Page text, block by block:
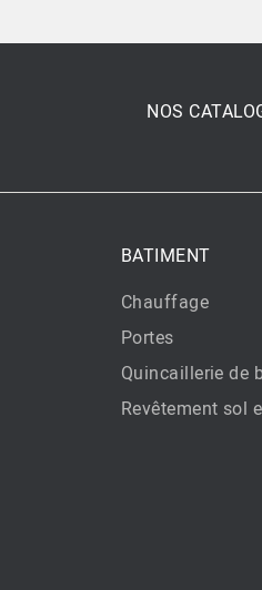
NOS
BATIMENT
Chauffage
Portes
Quincaillerie de
Revêtement sol